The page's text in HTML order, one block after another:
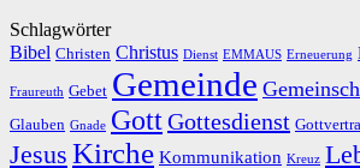
Schlagwörter
Bibel Christen Christus Dienst EMMAUS Erneuerung
Fraureuth Gebet Gemeinde
Glauben Gnade GottGottesdienst
Jesus Kirche Kommunikation Kreuz